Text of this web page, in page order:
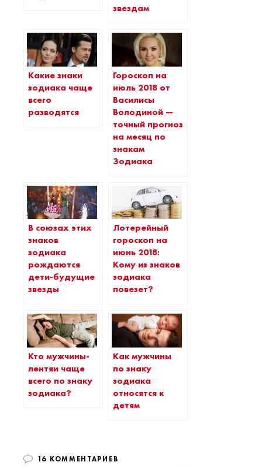
звездам
Какие знаки
зодиака чаще
всего
разводятся
Гороскоп на
июль 2018 от
Василисы
Володиной —
точный прогноз
на месяц по
знакам
Зодиака
В союзах этих
знаков
зодиака
рождаются
дети-будущие
звезды
Лотерейный
гороскоп на
июнь 2018:
Кому из знаков
зодиака
повезет?
Кто мужчины-
лентяи чаще
всего по знаку
зодиака?
Как мужчины
по знаку
зодиака
относятся к
детям
16 КОММЕНТАРИЕВ